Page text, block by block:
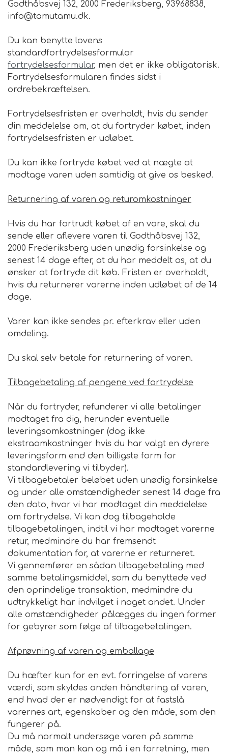
Godthåbsvej 132, 2000 Frederiksberg, 93968838,
info@tamutamu.dk.
Du kan benytte lovens
standardfortrydelsesformular
fortrydelsesformular, men det er ikke obligatorisk.
Fortrydelsesformularen findes sidst i
ordrebekræftelsen.
Fortrydelsesfristen er overholdt, hvis du sender
din meddelelse om, at du fortryder købet, inden
fortrydelsesfristen er udløbet.
Du kan ikke fortryde købet ved at nægte at
modtage varen uden samtidig at give os besked.
Returnering af varen og returomkostninger
Hvis du har fortrudt købet af en vare, skal du
sende eller aflevere varen til Godthåbsvej 132,
2000 Frederiksberg uden unødig forsinkelse og
senest 14 dage efter, at du har meddelt os, at du
ønsker at fortryde dit køb. Fristen er overholdt,
hvis du returnerer varerne inden udløbet af de 14
dage.
Varer kan ikke sendes pr. efterkrav eller uden
omdeling.
Du skal selv betale for returnering af varen.
Tilbagebetaling af pengene ved fortrydelse
Når du fortryder, refunderer vi alle betalinger
modtaget fra dig, herunder eventuelle
leveringsomkostninger (dog ikke
ekstraomkostninger hvis du har valgt en dyrere
leveringsform end den billigste form for
standardlevering vi tilbyder).
Vi tilbagebetaler beløbet uden unødig forsinkelse
og under alle omstændigheder senest 14 dage fra
den dato, hvor vi har modtaget din meddelelse
om fortrydelse. Vi kan dog tilbageholde
tilbagebetalingen, indtil vi har modtaget varerne
retur, medmindre du har fremsendt
dokumentation for, at varerne er returneret.
Vi gennemfører en sådan tilbagebetaling med
samme betalingsmiddel, som du benyttede ved
den oprindelige transaktion, medmindre du
udtrykkeligt har indvilget i noget andet. Under
alle omstændigheder pålægges du ingen former
for gebyrer som følge af tilbagebetalingen.
Afprøvning af varen og emballage
Du hæfter kun for en evt. forringelse af varens
værdi, som skyldes anden håndtering af varen,
end hvad der er nødvendigt for at fastslå
varernes art, egenskaber og den måde, som den
fungerer på.
Du må normalt undersøge varen på samme
måde, som man kan og må i en forretning, men